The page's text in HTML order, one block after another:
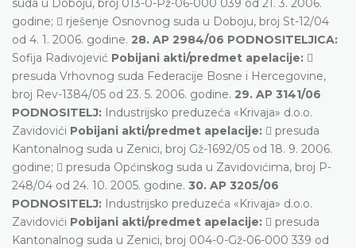
suda u Doboju, broj 013-0-Pž-06-000 039 od 21. 3. 2006.
godine;  rješenje Osnovnog suda u Doboju, broj St-12/04
od 4. 1. 2006. godine. 28. AP 2984/06 PODNOSITELJICA:
Sofija Radivojević Pobijani akti/predmet apelacije: 
presuda Vrhovnog suda Federacije Bosne i Hercegovine,
broj Rev-1384/05 od 23. 5. 2006. godine. 29. AP 3141/06
PODNOSITELJ: Industrijsko preduzeća «Krivaja» d.o.o.
Zavidovići Pobijani akti/predmet apelacije:  presuda
Kantonalnog suda u Zenici, broj Gž-1692/05 od 18. 9. 2006.
godine;  presuda Općinskog suda u Zavidovićima, broj P-
248/04 od 24. 10. 2005. godine. 30. AP 3205/06
PODNOSITELJ: Industrijsko preduzeća «Krivaja» d.o.o.
Zavidovići Pobijani akti/predmet apelacije:  presuda
Kantonalnog suda u Zenici, broj 004-0-Gž-06-000 339 od